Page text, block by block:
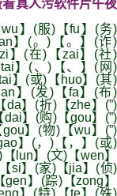
看真人污软件片午夜
】(服)【fu】(务)
】(。)【。】(诈)
】(在)【zai】(社)
】(、)【、】(网)
】(或)【huo】(其)
】(发)【fa】(布)
da】(折)【zhe】(”)
dai】(购)【gou】(”)
gou】(物)【wu】(”)
】(，)【，】(或)
lun】(文)【wen】
si】(家)【jia】(侦)
gen】(踪)【zong】
】(特)【te】(殊)